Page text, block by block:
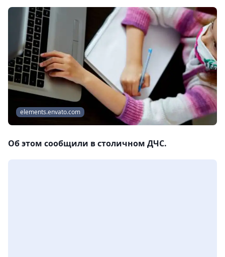
elements.envato.com
Об этом сообщили в столичном ДЧС.